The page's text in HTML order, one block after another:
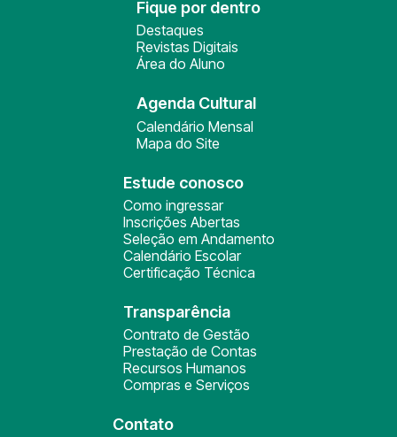
Fique por dentro
Destaques
Revistas Digitais
Área do Aluno
Agenda Cultural
Calendário Mensal
Mapa do Site
Estude conosco
Como ingressar
Inscrições Abertas
Seleção em Andamento
Calendário Escolar
Certificação Técnica
Transparência
Contrato de Gestão
Prestação de Contas
Recursos Humanos
Compras e Serviços
Contato